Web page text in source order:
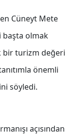
Cüneyt Mete
başta olmak
bir turizm değeri
önemli
söyledi.
açısından